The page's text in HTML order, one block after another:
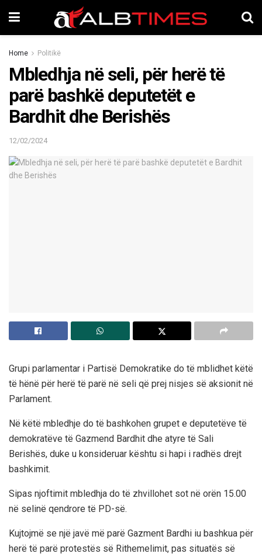
Home Politikë
Mbledhja në seli, për herë të
parë bashkë deputetët e
Bardhit dhe Berishës
12/02/2024
Grupi parlamentar i Partisë Demokratike do të mblidhet këtë
të hënë për herë të parë në seli që prej nisjes së aksionit në
Parlament.
Në këtë mbledhje do të bashkohen grupet e deputetëve të
demokratëve të Gazmend Bardhit dhe atyre të Sali
Berishës, duke u konsideruar kështu si hapi i radhës drejt
bashkimit.
Sipas njoftimit mbledhja do të zhvillohet sot në orën 15.00
në selinë qendrore të PD-së.
Kujtojmë se një javë më parë Gazment Bardhi iu bashkua për
herë të parë protestës së Rithemelimit, pas situatës së